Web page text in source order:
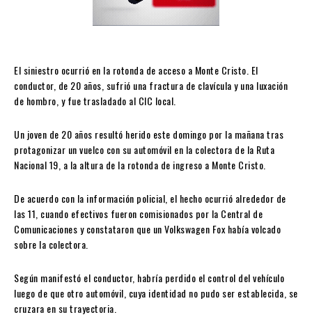
El siniestro ocurrió en la rotonda de acceso a Monte Cristo. El
conductor, de 20 años, sufrió una fractura de clavícula y una luxación
de hombro, y fue trasladado al CIC local.
Un joven de 20 años resultó herido este domingo por la mañana tras
protagonizar un vuelco con su automóvil en la colectora de la Ruta
Nacional 19, a la altura de la rotonda de ingreso a Monte Cristo.
De acuerdo con la información policial, el hecho ocurrió alrededor de
las 11, cuando efectivos fueron comisionados por la Central de
Comunicaciones y constataron que un Volkswagen Fox había volcado
sobre la colectora.
Según manifestó el conductor, habría perdido el control del vehículo
luego de que otro automóvil, cuya identidad no pudo ser establecida, se
cruzara en su trayectoria.